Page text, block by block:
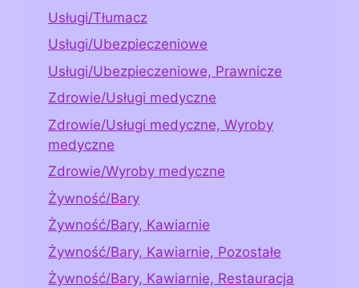
Usługi/Tłumacz
Usługi/Ubezpieczeniowe
Usługi/Ubezpieczeniowe, Prawnicze
Zdrowie/Usługi medyczne
Zdrowie/Usługi medyczne, Wyroby
medyczne
Zdrowie/Wyroby medyczne
Żywność/Bary
Żywność/Bary, Kawiarnie
Żywność/Bary, Kawiarnie, Pozostałe
Żywność/Bary, Kawiarnie, Restauracja